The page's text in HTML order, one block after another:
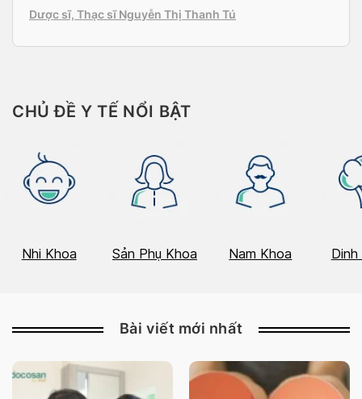
tình trạng như vô sinh – hiếm muộn ở nam giới. Xét
nghiệm tinh dịch đồ là một xét nghiệm đơn giản, […]
Dược sĩ, Thạc sĩ Nguyễn Thị Thanh Tú
CHỦ ĐỀ Y TẾ NỔI BẬT
Nhi Khoa Sản Phụ Khoa Nam Khoa Dinh
Bài viết mới nhất